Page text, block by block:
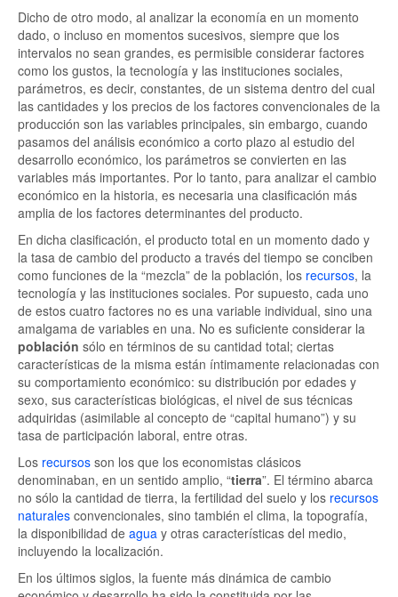
Dicho de otro modo, al analizar la economía en un momento
dado, o incluso en momentos sucesivos, siempre que los
intervalos no sean grandes, es permisible considerar factores
como los gustos, la tecnología y las instituciones sociales,
parámetros, es decir, constantes, de un sistema dentro del cual
las cantidades y los precios de los factores convencionales de la
producción son las variables principales, sin embargo, cuando
pasamos del análisis económico a corto plazo al estudio del
desarrollo económico, los parámetros se convierten en las
variables más importantes. Por lo tanto, para analizar el cambio
económico en la historia, es necesaria una clasificación más
amplia de los factores determinantes del producto.
En dicha clasificación, el producto total en un momento dado y
la tasa de cambio del producto a través del tiempo se conciben
como funciones de la “mezcla” de la población, los recursos, la
tecnología y las instituciones sociales. Por supuesto, cada uno
de estos cuatro factores no es una variable individual, sino una
amalgama de variables en una. No es suficiente considerar la
población sólo en términos de su cantidad total; ciertas
características de la misma están íntimamente relacionadas con
su comportamiento económico: su distribución por edades y
sexo, sus características biológicas, el nivel de sus técnicas
adquiridas (asimilable al concepto de “capital humano”) y su
tasa de participación laboral, entre otras.
Los recursos son los que los economistas clásicos
denominaban, en un sentido amplio, “tierra”. El término abarca
no sólo la cantidad de tierra, la fertilidad del suelo y los recursos
naturales convencionales, sino también el clima, la topografía,
la disponibilidad de agua y otras características del medio,
incluyendo la localización.
En los últimos siglos, la fuente más dinámica de cambio